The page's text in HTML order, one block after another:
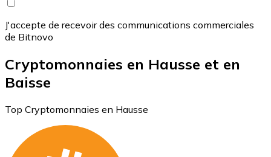
J'accepte de recevoir des communications commerciales
de Bitnovo
Cryptomonnaies en Hausse et en
Baisse
Top Cryptomonnaies en Hausse